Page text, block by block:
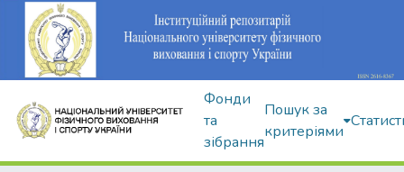
Фонди
та
зібрання
Пошук за
критеріями